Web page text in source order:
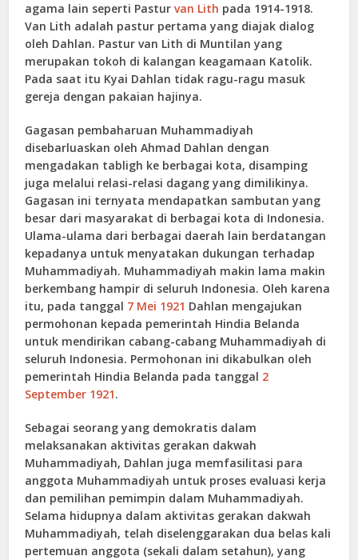
agama lain seperti Pasturvan Lith pada 1914-1918.
Van Lith adalah pastur pertama yang diajak dialog
oleh Dahlan. Pastur van Lith di Muntilan yang
merupakan tokoh di kalangan keagamaan Katolik.
Pada saat itu Kyai Dahlan tidak ragu-ragu masuk
gereja dengan pakaian hajinya.
Gagasan pembaharuan Muhammadiyah
disebarluaskan oleh Ahmad Dahlan dengan
mengadakan tabligh ke berbagai kota, disamping
juga melalui relasi-relasi dagang yang dimilikinya.
Gagasan ini ternyata mendapatkan sambutan yang
besar dari masyarakat di berbagai kota di Indonesia.
Ulama-ulama dari berbagai daerah lain berdatangan
kepadanya untuk menyatakan dukungan terhadap
Muhammadiyah. Muhammadiyah makin lama makin
berkembang hampir di seluruh Indonesia. Oleh karena
itu, pada tanggal 7 Mei 1921 Dahlan mengajukan
permohonan kepada pemerintah Hindia Belanda
untuk mendirikan cabang-cabang Muhammadiyah di
seluruh Indonesia. Permohonan ini dikabulkan oleh
pemerintah Hindia Belanda pada tanggal 2
September 1921.
Sebagai seorang yang demokratis dalam
melaksanakan aktivitas gerakan dakwah
Muhammadiyah, Dahlan juga memfasilitasi para
anggota Muhammadiyah untuk proses evaluasi kerja
dan pemilihan pemimpin dalam Muhammadiyah.
Selama hidupnya dalam aktivitas gerakan dakwah
Muhammadiyah, telah diselenggarakan dua belas kali
pertemuan anggota (sekali dalam setahun), yang